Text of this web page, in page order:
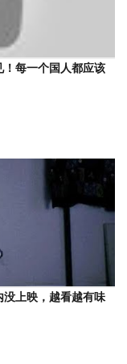
！每一个国人都应该
没上映，越看越有味